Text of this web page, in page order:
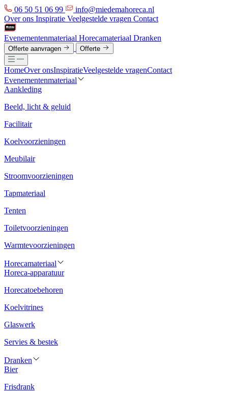
06 50 51 06 99
info@miedemahoreca.nl
Over ons Inspiratie Veelgestelde vragen Contact
Evenementenmateriaal Horecamateriaal Dranken
Offerte aanvragen Offerte
HomeOver onsInspiratieVeelgestelde vragenContact
Evenementenmateriaal
Aankleding
Beeld, licht & geluid
Facilitair
Koelvoorzieningen
Meubilair
Stroomvoorzieningen
Tapmateriaal
Tenten
Toiletvoorzieningen
Warmtevoorzieningen
Horecamateriaal
Horeca-apparatuur
Horecatoebehoren
Koelvitrines
Glaswerk
Servies & bestek
Dranken
Bier
Frisdrank